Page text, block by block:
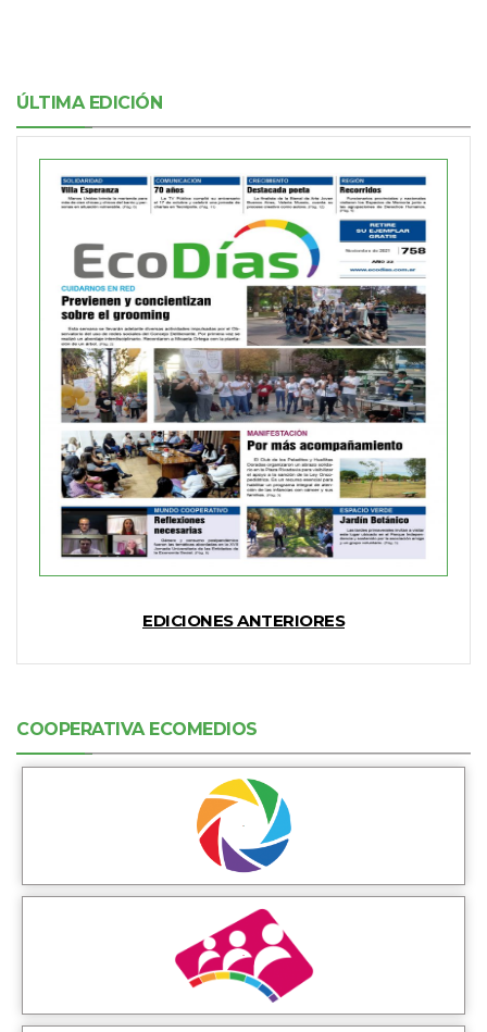
ÚLTIMA EDICIÓN
EDICIONES ANTERIORES
COOPERATIVA ECOMEDIOS